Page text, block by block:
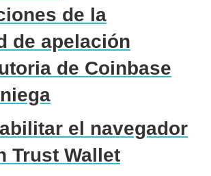
de la
de apelación
de Coinbase
el navegador
Trust Wallet